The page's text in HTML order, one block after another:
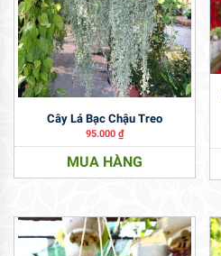
Cây Lá Bạc Chậu Treo
95.000 ₫
MUA HÀNG